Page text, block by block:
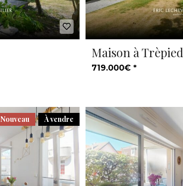
Maison à Trèpied
719.000€ *
À vendre
Nouveau